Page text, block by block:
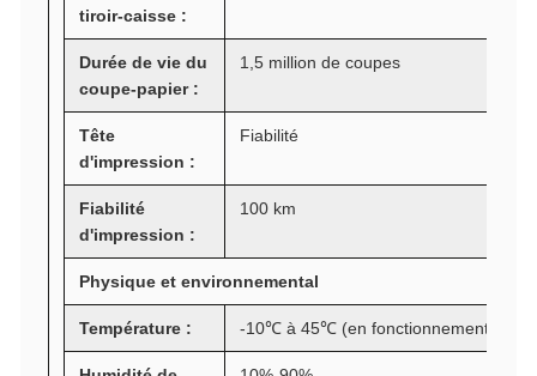
tiroir-caisse :
Durée de vie du
coupe-papier :
1,5 million de coupes
Tête
d'impression :
Fiabilité
Fiabilité
d'impression :
100 km
Physique et environnemental
Température : -10℃ à 45℃ (en fonctionnement) : -